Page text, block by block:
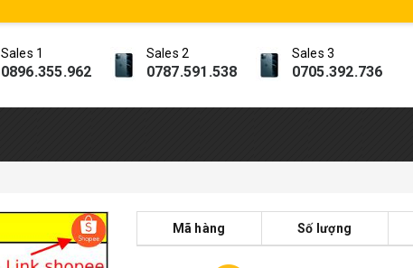
Sales 1
0896.355.962
Sales 2
0787.591.538
Sales 3
0705.392.736
Mã hàng Số lượng